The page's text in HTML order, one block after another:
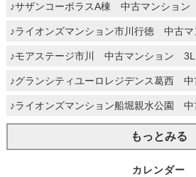
♪サザンコーポラスA棟 中古マンショ
♪ライオンズマンション市川行徳 中古
♪モアステージ市川 中古マンション
♪グランシティユーロレジデンス葛西
♪ライオンズマンション船堀親水公園
もっとみる
カレンダー